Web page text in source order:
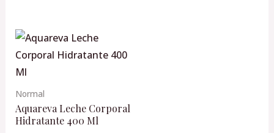
Normal
Aquareva Leche Corporal
Hidratante 400 Ml